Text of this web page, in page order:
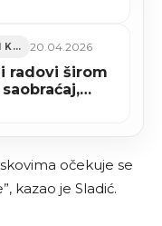
ZENIČKO-DOBOJSKI KANTON 20.04.2026
radovi širom
očekuje se
kazao je Sladić.